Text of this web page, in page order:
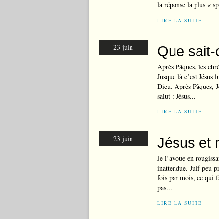
la réponse la plus «
LIRE LA SUITE
23 juin Que
Après Pâques, les
Jusque là c’est
Dieu. Après Pâques,
salut : Jésus...
LIRE LA SUITE
23 juin Jésus et
Je l’avoue en
inattendue. Juif peu
fois par mois, ce qui
pas...
LIRE LA SUITE